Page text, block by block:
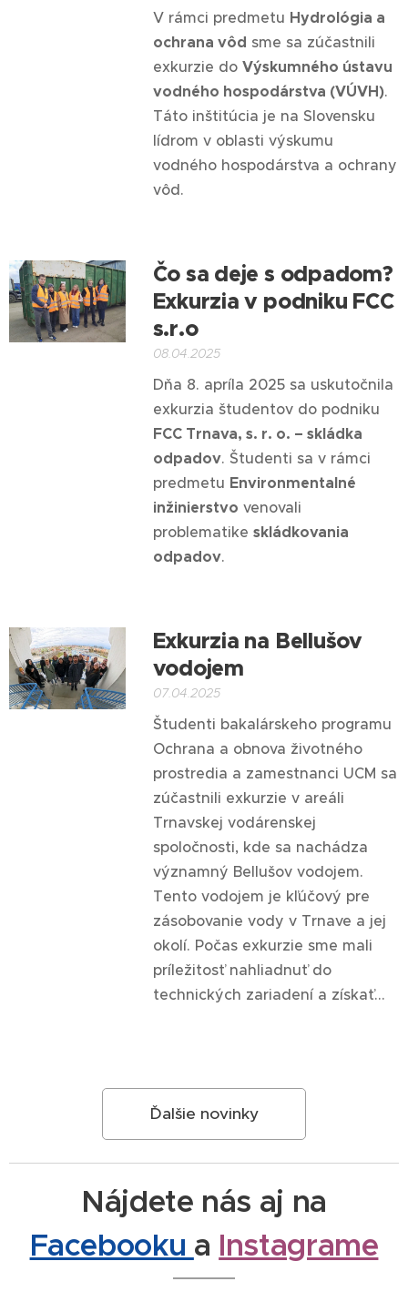
V rámci predmetu Hydrológia a
ochrana vôd sme sa zúčastnili
exkurzie do Výskumného ústavu
vodného hospodárstva (VÚVH).
Táto inštitúcia je na Slovensku
lídrom v oblasti výskumu
vodného hospodárstva a ochrany
vôd.
Čo sa deje s odpadom?
Exkurzia v podniku FCC
s.r.o
08.04.2025
Dňa 8. apríla 2025 sa uskutočnila
exkurzia študentov do podniku
FCC Trnava, s. r. o. – skládka
odpadov. Študenti sa v rámci
predmetu Environmentalné
inžinierstvo venovali
problematike skládkovania
odpadov.
Exkurzia na Bellušov
vodojem
07.04.2025
Študenti bakalárskeho programu
Ochrana a obnova životného
prostredia a zamestnanci UCM sa
zúčastnili exkurzie v areáli
Trnavskej vodárenskej
spoločnosti, kde sa nachádza
významný Bellušov vodojem.
Tento vodojem je kľúčový pre
zásobovanie vody v Trnave a jej
okolí. Počas exkurzie sme mali
príležitosť nahliadnuť do
technických zariadení a získať...
Ďalšie novinky
Nájdete nás aj na
Facebooku a Instagrame